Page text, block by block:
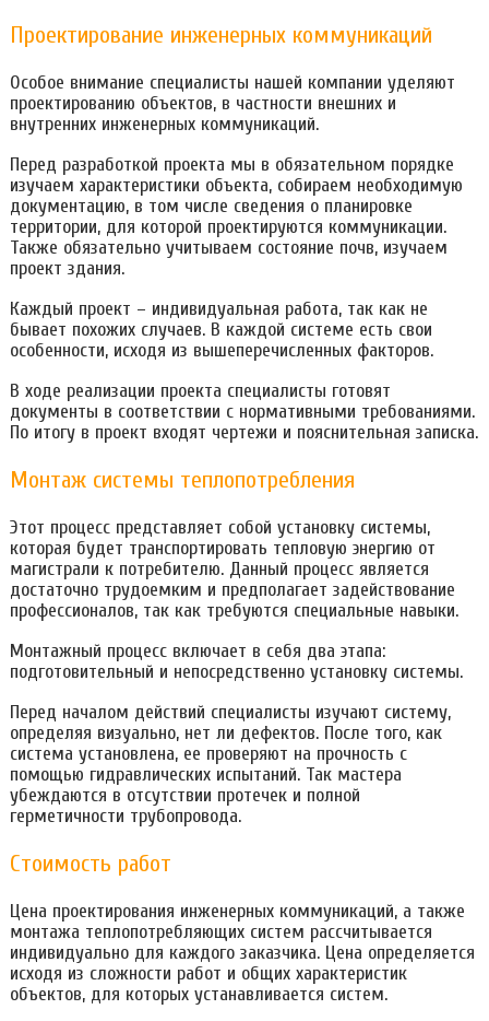
Проектирование инженерных коммуникаций
Особое внимание специалисты нашей компании уделяют
проектированию объектов, в частности внешних и
внутренних инженерных коммуникаций.
Перед разработкой проекта мы в обязательном порядке
изучаем характеристики объекта, собираем необходимую
документацию, в том числе сведения о планировке
территории, для которой проектируются коммуникации.
Также обязательно учитываем состояние почв, изучаем
проект здания.
Каждый проект – индивидуальная работа, так как не
бывает похожих случаев. В каждой системе есть свои
особенности, исходя из вышеперечисленных факторов.
В ходе реализации проекта специалисты готовят
документы в соответствии с нормативными требованиями.
По итогу в проект входят чертежи и пояснительная записка.
Монтаж системы теплопотребления
Этот процесс представляет собой установку системы,
которая будет транспортировать тепловую энергию от
магистрали к потребителю. Данный процесс является
достаточно трудоемким и предполагает задействование
профессионалов, так как требуются специальные навыки.
Монтажный процесс включает в себя два этапа:
подготовительный и непосредственно установку системы.
Перед началом действий специалисты изучают систему,
определяя визуально, нет ли дефектов. После того, как
система установлена, ее проверяют на прочность с
помощью гидравлических испытаний. Так мастера
убеждаются в отсутствии протечек и полной
герметичности трубопровода.
Стоимость работ
Цена проектирования инженерных коммуникаций, а также
монтажа теплопотребляющих систем рассчитывается
индивидуально для каждого заказчика. Цена определяется
исходя из сложности работ и общих характеристик
объектов, для которых устанавливается систем.